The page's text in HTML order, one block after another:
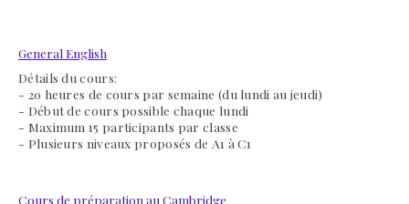
General English
Détails du cours:
- 20 heures de cours par semaine (du lundi au jeudi)
- Début de cours possible chaque lundi
- Maximum 15 participants par classe
- Plusieurs niveaux proposés de A1 à C1
Cours de préparation au Cambridge